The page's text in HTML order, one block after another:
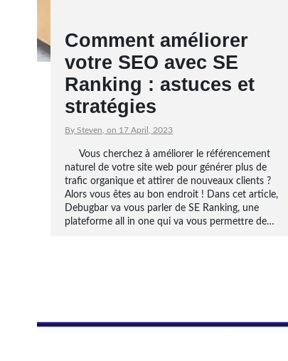
Comment améliorer
votre SEO avec SE
Ranking : astuces et
stratégies
By Steven, on 17 April, 2023
Vous cherchez à améliorer le référencement
naturel de votre site web pour générer plus de
trafic organique et attirer de nouveaux clients ?
Alors vous êtes au bon endroit ! Dans cet article,
Debugbar va vous parler de SE Ranking, une
plateforme all in one qui va vous permettre de…